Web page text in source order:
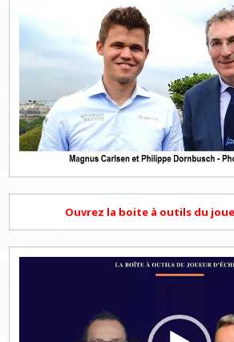
Ouvrez la boite à outils du